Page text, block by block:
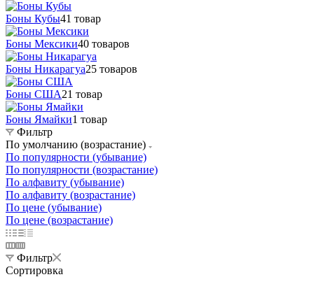
Боны Кубы41 товар
Боны Мексики40 товаров
Боны Никарагуа25 товаров
Боны США21 товар
Боны Ямайки1 товар
Фильтр
По умолчанию (возрастание)
По популярности (убывание)
По популярности (возрастание)
По алфавиту (убывание)
По алфавиту (возрастание)
По цене (убывание)
По цене (возрастание)
Фильтр
Сортировка